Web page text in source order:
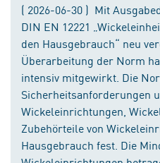
( 2026-06-30 ) Mit
DIN EN 12221
den Hausgebrauch“ neu
Überarbeitung der Norm
intensiv mitgewirkt. Die
Sicherheitsanforderungen
Wickeleinrichtungen,
Zubehörteile von
Hausgebrauch fest. Die